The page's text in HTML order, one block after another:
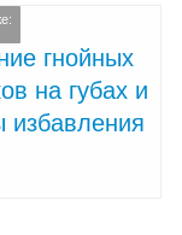
гнойных
на губах и
избавления